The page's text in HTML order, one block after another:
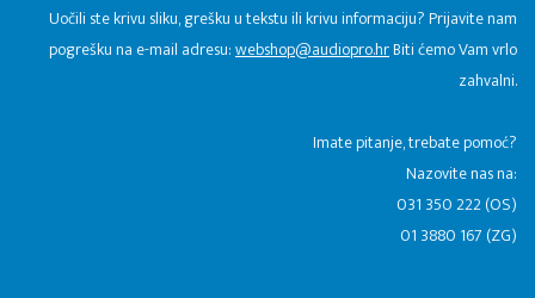
Uočili ste krivu sliku, grešku u tekstu ili krivu informaciju? Prijavite nam
pogrešku na e-mail adresu:webshop@audiopro.hrBiti ćemo Vam vrlo
zahvalni.
​Imate pitanje, trebate pomoć?
Nazovite nas na:
031 350 222 (OS)
01 3880 167 (ZG)